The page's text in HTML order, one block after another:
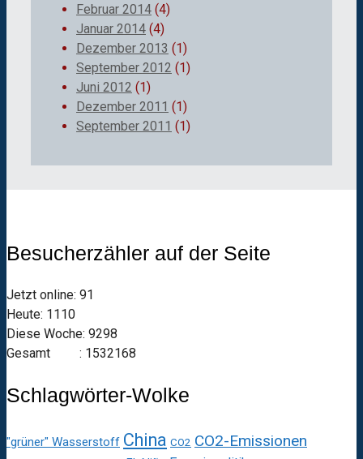
Februar 2014 (4)
Januar 2014 (4)
Dezember 2013 (1)
September 2012 (1)
Juni 2012 (1)
Dezember 2011 (1)
September 2011 (1)
Besucherzähler auf der Seite
Jetzt online: 91
Heute: 1110
Diese Woche: 9298
Gesamt : 1532168
Schlagwörter-Wolke
"grüner" Wasserstoff China CO2 CO2-Emissionen